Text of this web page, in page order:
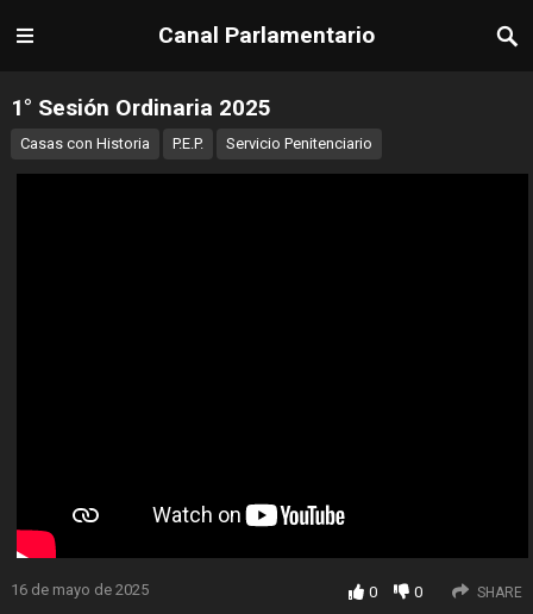
Canal Parlamentario
1° Sesión Ordinaria 2025
Casas con Historia P.E.P. Servicio Penitenciario
16 de mayo de 2025 0 0 SHARE